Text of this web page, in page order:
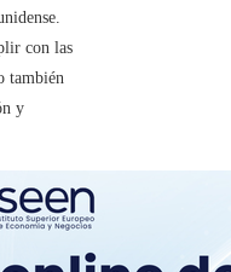
con las
también
y